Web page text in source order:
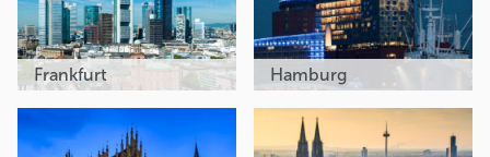
Frankfurt Hamburg